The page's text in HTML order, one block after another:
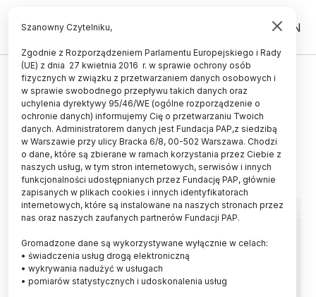
PL EN
POPULARYZACJA
Medonet – o zdrowiu i medycynie
na podstawie faktów
18.12.2020
aktualizacja: 22.12.2020
3 minuty czytania
Szanowny Czytelniku,
Zgodnie z Rozporządzeniem Parlamentu Europejskiego i Rady
(UE) z dnia 27 kwietnia 2016 r. w sprawie ochrony osób
fizycznych w związku z przetwarzaniem danych osobowych i
w sprawie swobodnego przepływu takich danych oraz
uchylenia dyrektywy 95/46/WE (ogólne rozporządzenie o
ochronie danych) informujemy Cię o przetwarzaniu Twoich
danych. Administratorem danych jest Fundacja PAP,z siedzibą
w Warszawie przy ulicy Bracka 6/8, 00-502 Warszawa. Chodzi
o dane, które są zbierane w ramach korzystania przez Ciebie z
naszych usług, w tym stron internetowych, serwisów i innych
funkcjonalności udostępnianych przez Fundację PAP, głównie
zapisanych w plikach cookies i innych identyfikatorach
internetowych, które są instalowane na naszych stronach przez
nas oraz naszych zaufanych partnerów Fundacji PAP.
Gromadzone dane są wykorzystywane wyłącznie w celach:
• świadczenia usług drogą elektroniczną
• wykrywania nadużyć w usługach
• pomiarów statystycznych i udoskonalenia usług